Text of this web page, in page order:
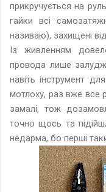
прикручується на
гайки всі
називаю), захищені
Із живленням
провода лише
навіть інструмент
мотлоху, раз вже все
замалі, тож
точно щось та
недарма, бо перші